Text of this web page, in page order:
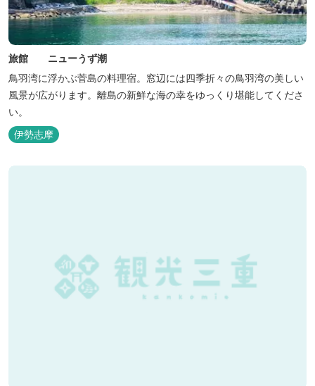
旅館 ニューうず潮
鳥羽湾に浮かぶ菅島の料理宿。窓辺には四季折々の鳥羽湾の美しい
風景が広がります。離島の新鮮な海の幸をゆっくり堪能してくださ
い。
伊勢志摩